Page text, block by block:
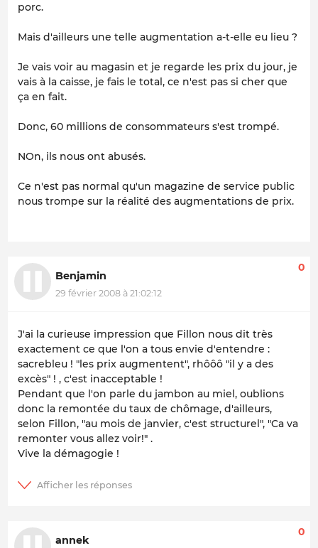
porc.
Mais d'ailleurs une telle augmentation a-t-elle eu lieu ?
Je vais voir au magasin et je regarde les prix du jour, je
vais à la caisse, je fais le total, ce n'est pas si cher que
ça en fait.
Donc, 60 millions de consommateurs s'est trompé.
NOn, ils nous ont abusés.
Ce n'est pas normal qu'un magazine de service public
nous trompe sur la réalité des augmentations de prix.
Benjamin
29 février 2008 à 21:02:12
0
J'ai la curieuse impression que Fillon nous dit très
exactement ce que l'on a tous envie d'entendre :
sacrebleu ! "les prix augmentent", rhôôô "il y a des
excès" ! , c'est inacceptable !
Pendant que l'on parle du jambon au miel, oublions
donc la remontée du taux de chômage, d'ailleurs,
selon Fillon, "au mois de janvier, c'est structurel", "Ca va
remonter vous allez voir!" .
Vive la démagogie !
annek
0